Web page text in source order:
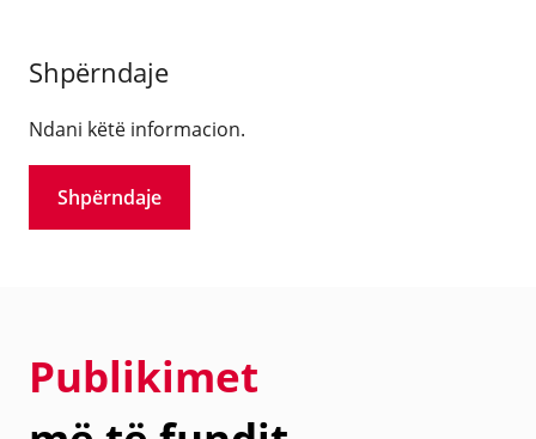
Shpërndaje
Ndani këtë informacion.
Shpërndaje
Publikimet